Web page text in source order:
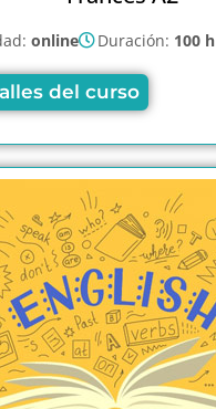
online Duración: 100 h
del curso